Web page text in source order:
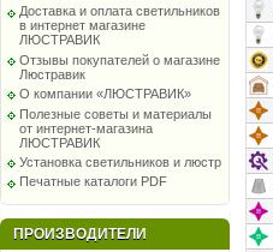
Доставка и оплата светильников
в интернет магазине
ЛЮСТРАВИК
Отзывы покупателей о магазине
Люстравик
О компании «ЛЮСТРАВИК»
Полезные советы и материалы
от интернет-магазина
ЛЮСТРАВИК
Установка светильников и люстр
Печатные каталоги PDF
ПРОИЗВОДИТЕЛИ